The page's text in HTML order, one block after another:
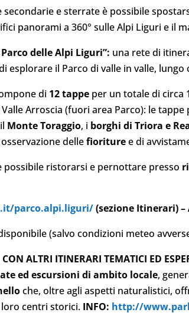
e sterrate è possibile
panorami a 360° sulle Alpi Liguri e il
delle Alpi Liguri”: una rete di
esplorare il Parco di valle in valle,
di 12 tappe per un totale di circa
Arroscia (fuori area Parco): le
Monte Toraggio, i borghi di Triora e
dellefiorituree di
possibile ristorarsi e pernottare presso
parco.alpi.liguri/(sezione Itinerari)
(salvo condizioni meteo
ALTRI ITINERARI TEMATICI ED
ed escursioni di ambito locale,
che, oltre agli aspetti naturalistici,
centri storici. INFO: http://